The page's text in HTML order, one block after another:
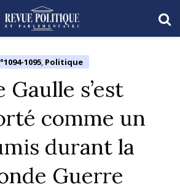
1095, Politique
Gaulle s’est
comme un
durant la
Guerre